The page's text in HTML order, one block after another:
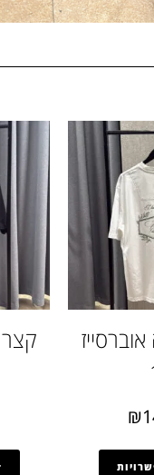
₪
קצר